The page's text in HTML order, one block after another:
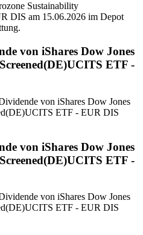
Sustainability
DIS am 15.06.2026 im Depot
von iShares Dow Jones
ETF -
von iShares Dow Jones
ETF - EUR DIS
von iShares Dow Jones
ETF -
von iShares Dow Jones
ETF - EUR DIS